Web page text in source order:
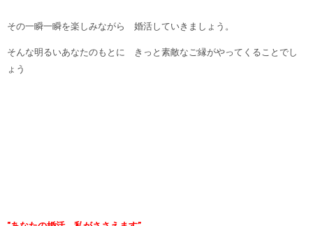
その一瞬一瞬を楽しみながら 婚活していきましょう。
そんな明るいあなたのもとに きっと素敵なご縁がやってくることでし
ょう